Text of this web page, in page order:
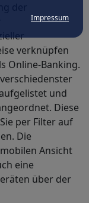
Impressum
der
verknüpfen
Online-Banking.
und
Diese
per Filter auf
Die
Ansicht
eine
über der